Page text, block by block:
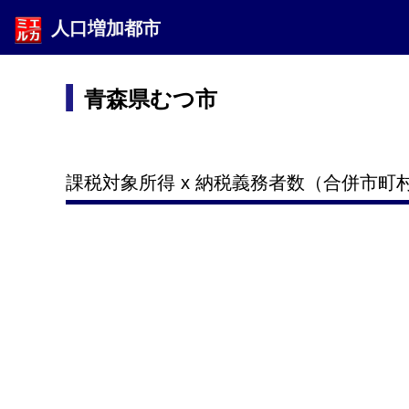
人口増加都市
青森県むつ市
課税対象所得 x 納税義務者数（合併市町